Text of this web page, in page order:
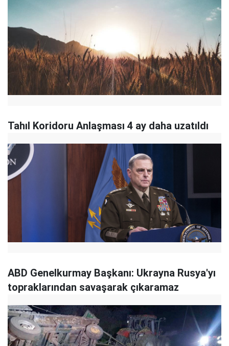
Tahıl Koridoru Anlaşması 4 ay daha uzatıldı
ABD Genelkurmay Başkanı: Ukrayna Rusya'yı
topraklarından savaşarak çıkaramaz